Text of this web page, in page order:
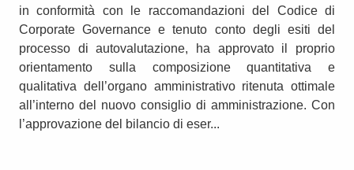
in conformità con le raccomandazioni del Codice di
Corporate Governance e tenuto conto degli esiti del
processo di autovalutazione, ha approvato il proprio
orientamento sulla composizione quantitativa e
qualitativa dell’organo amministrativo ritenuta ottimale
all’interno del nuovo consiglio di amministrazione. Con
l’approvazione del bilancio di eser...